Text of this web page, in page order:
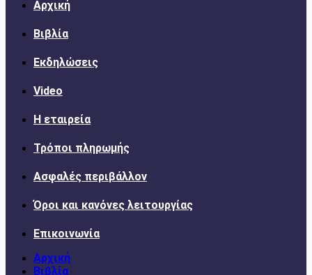
Αρχική
Βιβλία
Εκδηλώσεις
Video
Η εταιρεία
Τρόποι πληρωμής
Ασφαλές περιβάλλον
Όροι και κανόνες λειτουργίας
Επικοινωνία
Αρχική
Βιβλία